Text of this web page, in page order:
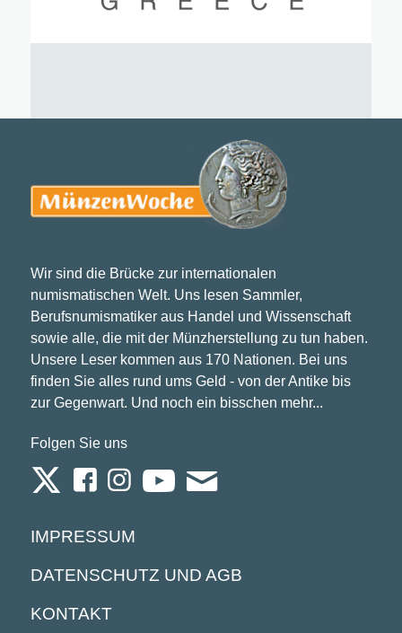
Wir sind die Brücke zur internationalen
numismatischen Welt. Uns lesen Sammler,
Berufsnumismatiker aus Handel und Wissenschaft
sowie alle, die mit der Münzherstellung zu tun haben.
Unsere Leser kommen aus 170 Nationen. Bei uns
finden Sie alles rund ums Geld - von der Antike bis
zur Gegenwart. Und noch ein bisschen mehr...
Folgen Sie uns
IMPRESSUM
DATENSCHUTZ UND AGB
KONTAKT